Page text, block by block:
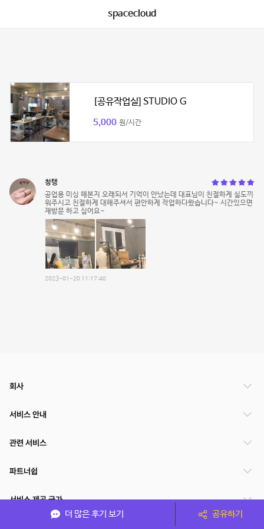
spacecloud
[공유작업실] STUDIO G
5,000 원/시간
청탱
공업용 미싱 해본지 오래되서 기억이 안났는데 대표님이 친절하게 실도끼
워주시고 친절하게 대해주셔서 편안하게 작업하다왔습니다~ 시간있으면
재방문 하고 싶어요~
2023-01-20 11:17:40
더 많은 후기 보기 공유하기
회사
서비스 안내
관련 서비스
파트너쉽
서비스 제공 국가